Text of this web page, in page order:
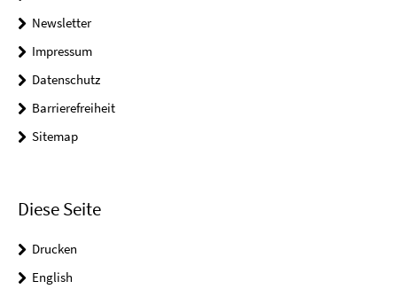
Newsletter
Impressum
Datenschutz
Barrierefreiheit
Sitemap
Diese Seite
Drucken
English